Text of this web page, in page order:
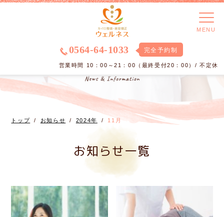
MENU
0564-64-1033 完全予約制
営業時間 10：00～21：00（最終受付20：00）/ 不定休
トップ お知らせ 2024年 11月
お知らせ一覧